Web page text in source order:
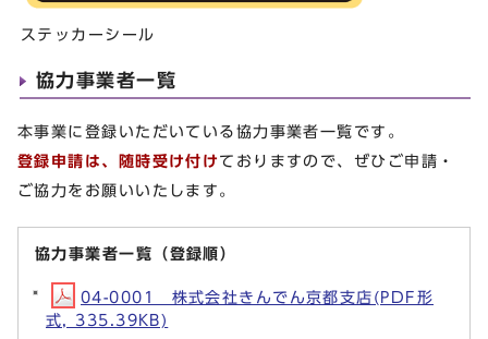
ステッカーシール
協力事業者一覧
本事業に登録いただいている協力事業者一覧です。
登録申請は、随時受け付けておりますので、ぜひご申請・
ご協力をお願いいたします。
協力事業者一覧（登録順）
04-0001 株式会社きんでん京都支店(PDF形
式, 335.39KB)